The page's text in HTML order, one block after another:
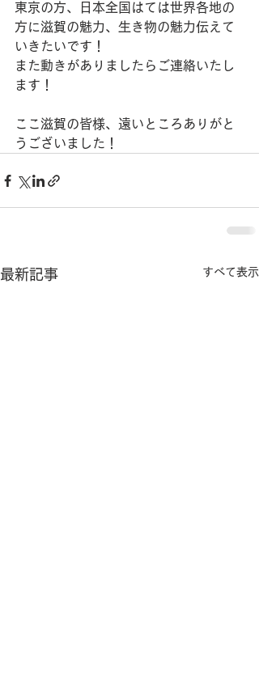
東京の方、日本全国はては世界各地の
方に滋賀の魅力、生き物の魅力伝えて
いきたいです！
また動きがありましたらご連絡いたし
ます！
ここ滋賀の皆様、遠いところありがと
うございました！
最新記事 すべて表示